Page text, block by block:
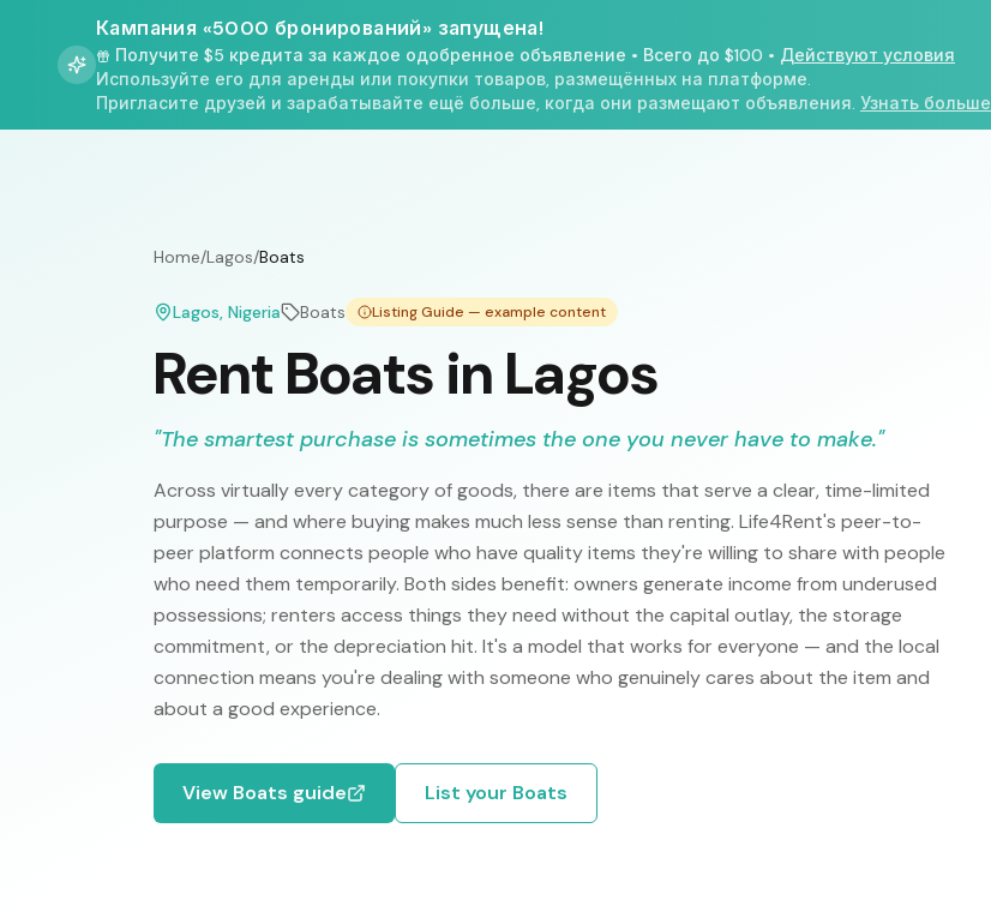
Кампания «5000 бронирований» запущена!
Получите $5 кредита за каждое одобренное объявление • Всего до $100 • Действуют условия
Используйте его для аренды или покупки товаров, размещённых на платформе.
Пригласите друзей и зарабатывайте ещё больше, когда они размещают объявления. Узнать больше
Home/Lagos/Boats
Lagos, Nigeria Boats Listing Guide — example content
Rent Boats in Lagos
"The smartest purchase is sometimes the one you never have to make."
Across virtually every category of goods, there are items that serve a clear, time-limited
purpose — and where buying makes much less sense than renting. Life4Rent's peer-to-
peer platform connects people who have quality items they're willing to share with people
who need them temporarily. Both sides benefit: owners generate income from underused
possessions; renters access things they need without the capital outlay, the storage
commitment, or the depreciation hit. It's a model that works for everyone — and the local
connection means you're dealing with someone who genuinely cares about the item and
about a good experience.
View Boats guide List your Boats